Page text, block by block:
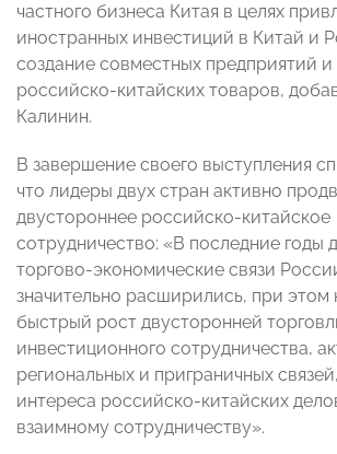
частного бизнеса Китая в целях
иностранных инвестиций в Китай и
создание совместных предприятий
российско-китайских товаров,
Калинин.
В завершение своего выступления
что лидеры двух стран активно
двустороннее российско-китайское
сотрудничество: «В последние годы
торгово-экономические связи
значительно расширились, при этом
быстрый рост двусторонней
инвестиционного сотрудничества,
региональных и приграничных
интереса российско-китайских
взаимному сотрудничеству».